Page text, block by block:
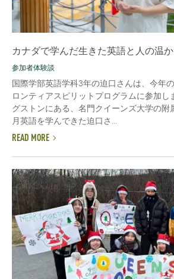
カナダで学んだ生きた英語と人の温か
参加者体験談
国際学部英語学科3年の迫口さんは、今年
ロンティアスピリットプログラムに参加し
グストンにある、名門クイーンズ大学の附
月英語を学んできた迫口さ...
READ MORE